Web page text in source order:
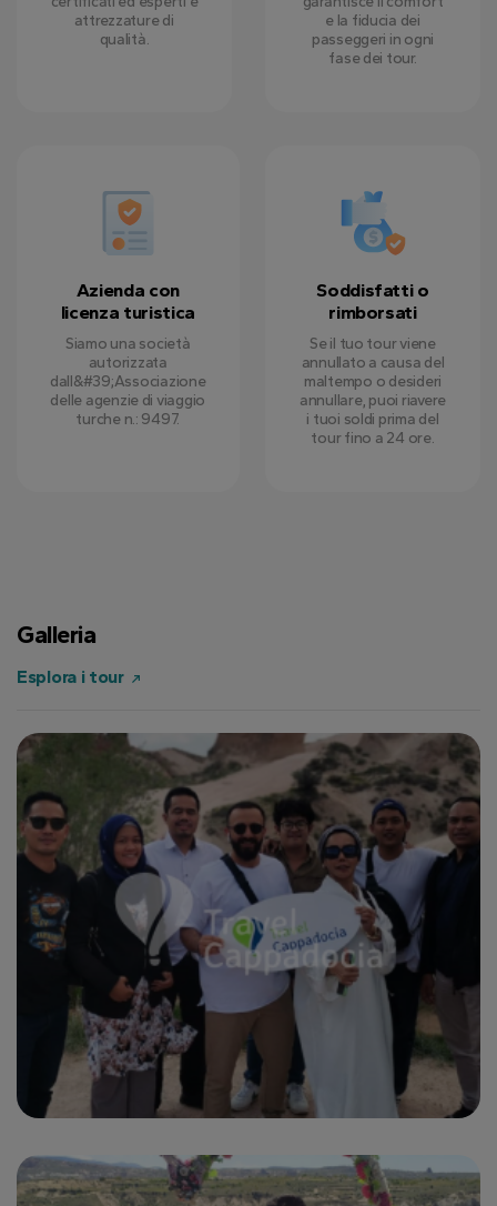
attrezzature di
qualità.
e la fiducia dei
passeggeri in ogni
fase dei tour.
Azienda con
licenza turistica
Siamo una società
autorizzata
dall&#39;Associazione
delle agenzie di viaggio
turche n.: 9497.
Soddisfatti o
rimborsati
Se il tuo tour viene
annullato a causa del
maltempo o desideri
annullare, puoi riavere
i tuoi soldi prima del
tour fino a 24 ore.
Galleria
Esplora i tour